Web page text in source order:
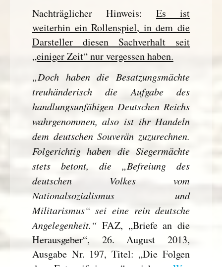
Nachträglicher Hinweis:Es ist
weiterhin ein Rollenspiel, in dem die
Darsteller diesen Sachverhalt seit
„einiger Zeit“ nur vergessen haben.
„Doch haben die Besatzungsmächte
treuhänderisch die Aufgabe des
handlungsunfähigen Deutschen Reichs
wahrgenommen, also ist ihr Handeln
dem deutschen Souverän zuzurechnen.
Folgerichtig haben die Siegermächte
stets betont, die „Befreiung des
deutschen Volkes vom
Nationalsozialismus und
Militarismus“ sei eine rein deutsche
Angelegenheit.“FAZ, „Briefe an die
Herausgeber“, 26. August 2013,
Ausgabe Nr. 197, Titel: „Die Folgen